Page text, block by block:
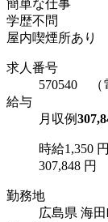
簡単な仕事
学歴不問
屋内喫煙所あり
求人番号
570540 （
給与
月収例
時給1,350 円
307,848 円
勤務地
広島県 海